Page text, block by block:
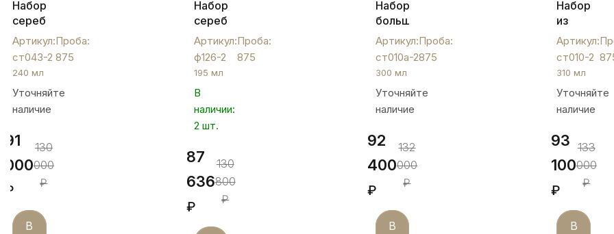
Набор
серебряных
стаканов
на
ножке
"Двойной
ромб",
ст043-
Артикул:
ст043-2
Проба:
875
240 мл
Уточняйте
наличие
91
000
₽
130
000
₽
В
Набор
серебряных
фужеров
на
ножке
для
шампанского
на
свадьбу,
2
Артикул:
ф126-2
Проба:
875
195 мл
В
наличии:
2 шт.
87
636
₽
130
800
₽
Набор
больших
серебряных
стаканов
на
300
мл,
ст010а-2
Артикул:
ст010а-2
Проба:
875
300 мл
Уточняйте
наличие
92
400
₽
132
000
₽
В
Набор
из
двух
больших
стаканов,
ст010-
2
Артикул:
ст010-2
310 мл
Уточняйте
наличие
93
100
₽
133
000
₽
В